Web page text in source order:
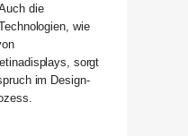
die
wie
sorgt
im Design-